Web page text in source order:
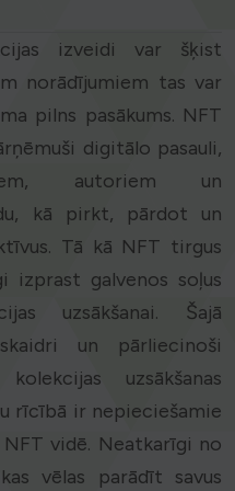
izveidi var šķist
norādījumiem tas var
pilns pasākums. NFT
digitālo pasauli,
autoriem un
kā pirkt, pārdot un
Tā kā NFT tirgus
galvenos soļus
uzsākšanai. Šajā
un pārliecinoši
uzsākšanas
rīcībā ir nepieciešamie
vidē. Neatkarīgi no
vēlas parādīt savus